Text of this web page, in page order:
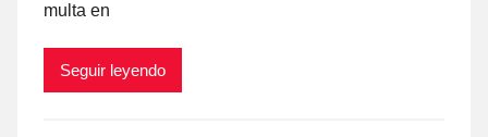
multa en
Seguir leyendo